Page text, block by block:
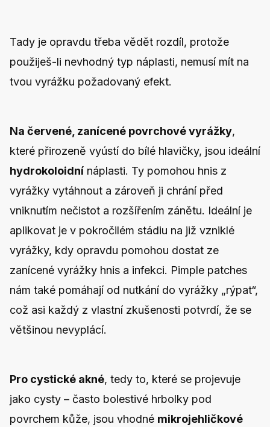
Tady je opravdu třeba vědět rozdíl, protože
použiješ-li nevhodný typ náplasti, nemusí mít na
tvou vyrážku požadovaný efekt.
Na červené, zanícené povrchové vyrážky,
které přirozeně vyústí do bílé hlavičky, jsou ideální
hydrokoloidní náplasti. Ty pomohou hnis z
vyrážky vytáhnout a zároveň ji chrání před
vniknutím nečistot a rozšířením zánětu. Ideální je
aplikovat je v pokročilém stádiu na již vzniklé
vyrážky, kdy opravdu pomohou dostat ze
zanícené vyrážky hnis a infekci. Pimple patches
nám také pomáhají od nutkání do vyrážky „rýpat“,
což asi každý z vlastní zkušenosti potvrdí, že se
většinou nevyplácí.
Pro cystické akné, tedy to, které se projevuje
jako cysty – často bolestivé hrbolky pod
povrchem kůže, jsou vhodné mikrojehličkové